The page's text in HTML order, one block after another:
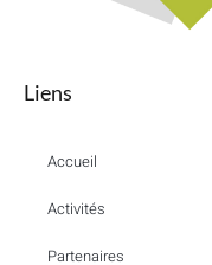
Liens
Accueil
Activités
Partenaires